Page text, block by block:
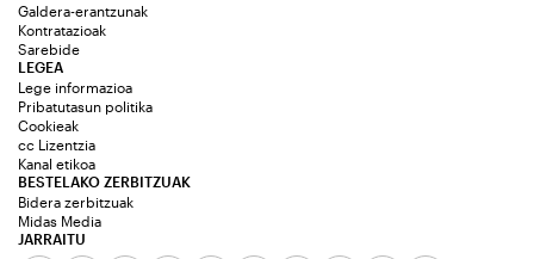
Galdera-erantzunak
Kontratazioak
Sarebide
JARRAITU
LEGEA
Lege informazioa
Pribatutasun politika
Cookieak
cc Lizentzia
Kanal etikoa
BESTELAKO ZERBITZUAK
Bidera zerbitzuak
Midas Media